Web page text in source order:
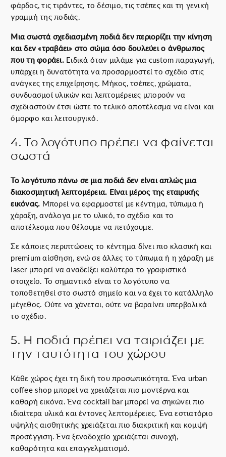
φάρδος, τις τιράντες, το δέσιμο, τις τσέπες και τη γενική
γραμμή της ποδιάς.
Μια σωστά σχεδιασμένη ποδιά δεν περιορίζει την κίνηση
και δεν «τραβάει» στο σώμα όσο δουλεύει ο άνθρωπος
που τη φοράει. Ειδικά όταν μιλάμε για custom παραγωγή,
υπάρχει η δυνατότητα να προσαρμοστεί το σχέδιο στις
ανάγκες της επιχείρησης. Μήκος, τσέπες, χρώματα,
συνδυασμοί υλικών και λεπτομέρειες μπορούν να
σχεδιαστούν έτσι ώστε το τελικό αποτέλεσμα να είναι και
όμορφο και λειτουργικό.
4. Το λογότυπο πρέπει να φαίνεται
σωστά
Το λογότυπο πάνω σε μια ποδιά δεν είναι απλώς μια
διακοσμητική λεπτομέρεια. Είναι μέρος της εταιρικής
εικόνας. Μπορεί να εφαρμοστεί με κέντημα, τύπωμα ή
χάραξη, ανάλογα με το υλικό, το σχέδιο και το
αποτέλεσμα που θέλουμε να πετύχουμε.
Σε κάποιες περιπτώσεις το κέντημα δίνει πιο κλασική και
premium αίσθηση, ενώ σε άλλες το τύπωμα ή η χάραξη με
laser μπορεί να αναδείξει καλύτερα το γραφιστικό
στοιχείο. Το σημαντικό είναι το λογότυπο να
τοποθετηθεί στο σωστό σημείο και να έχει το κατάλληλο
μέγεθος. Ούτε να χάνεται, ούτε να βαραίνει υπερβολικά
το σχέδιο.
5. Η ποδιά πρέπει να ταιριάζει με
την ταυτότητα του χώρου
Κάθε χώρος έχει τη δική του προσωπικότητα. Ένα urban
coffee shop μπορεί να χρειάζεται πιο μοντέρνα και
καθαρή εικόνα. Ένα cocktail bar μπορεί να σηκώνει πιο
ιδιαίτερα υλικά και έντονες λεπτομέρειες. Ένα εστιατόριο
υψηλής αισθητικής χρειάζεται πιο διακριτική και κομψή
προσέγγιση. Ένα ξενοδοχείο χρειάζεται συνοχή,
καθαρότητα και επαγγελματισμό.